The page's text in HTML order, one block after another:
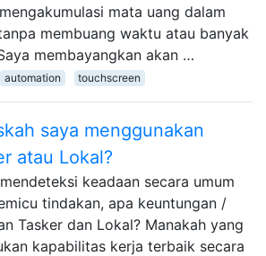
mata uang dalam
membuang waktu atau banyak
membayangkan akan …
automation touchscreen
saya menggunakan
atau Lokal?
keadaan secara umum
tindakan, apa keuntungan /
Tasker dan Lokal? Manakah yang
kapabilitas kerja terbaik secara